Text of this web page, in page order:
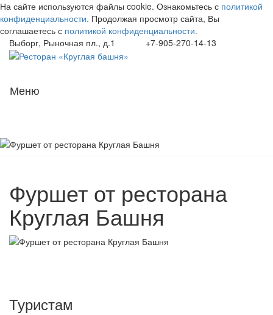
На сайте используются файлы cookie. Ознакомьтесь с политикой
конфиденциальности. Продолжая просмотр сайта, Вы
соглашаетесь с политикой конфиденциальности.
Выборг, Рыночная пл., д.1
+7-905-270-14-13
Меню
Фуршет от ресторана
Круглая Башня
Туристам